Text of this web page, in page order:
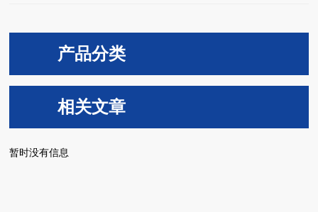
产品分类
相关文章
暂时没有信息